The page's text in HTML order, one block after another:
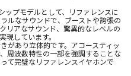
ップモデルとして、リファレンスに
ルなサウンドで、ブーストや誇張の
リアなサウンド、驚異的なレベルの
現しています。
があり立体的です。アコースティッ
周波数特性の一部を強調することな
て完璧なリファレンスイヤホンで